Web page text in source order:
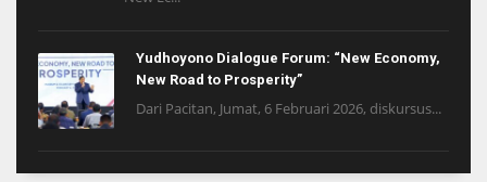
Yudhoyono Dialogue Forum: “New Economy,
New Road to Prosperity”
Dari Pacitan, Jumat, 6 Februari 2026, diskursus...